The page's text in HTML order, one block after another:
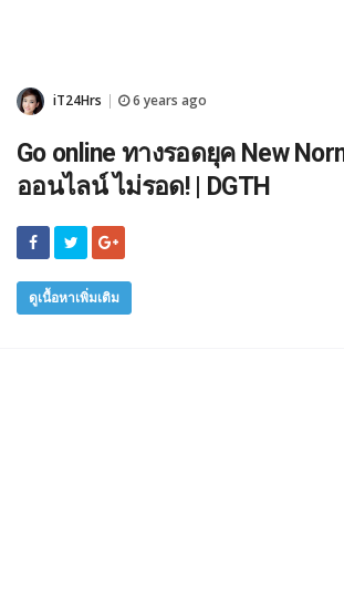
iT24Hrs 6 years ago
Go online ทางรอดยุค New
ออนไลน์ ไม่รอด! | DGTH
ดูเนื้อหาเพิ่มเติม